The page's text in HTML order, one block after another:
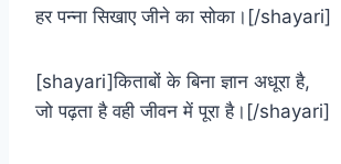
हर पन्ना सिखाए जीने का सोका।[/shayari]
[shayari]किताबों के बिना ज्ञान अधूरा है,
जो पढ़ता है वही जीवन में पूरा है।[/shayari]